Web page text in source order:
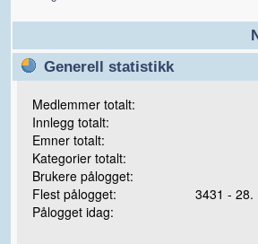
Generell statistikk
Medlemmer totalt:
Innlegg totalt:
Emner totalt:
Kategorier totalt:
Brukere pålogget:
Flest pålogget:
3431 - 28.
Pålogget idag: